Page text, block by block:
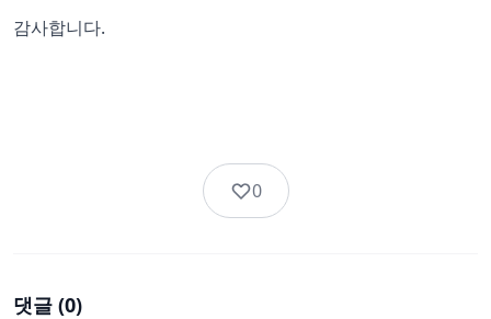
감사합니다.
0
댓글 (0)